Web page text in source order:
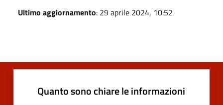
Ultimo aggiornamento: 29 aprile 2024, 10:52
Quanto sono chiare le informazioni